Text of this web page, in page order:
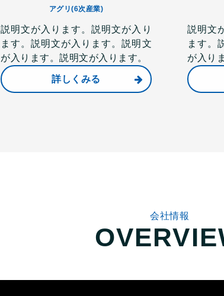
アグリ(6次産業)
説明文が入ります。説明文が入り
ます。説明文が入ります。説明文
が入ります。説明文が入ります。
詳しくみる
説明文
ます。
が入り
会社情報